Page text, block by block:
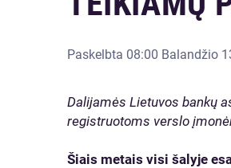
Paskelbta 08:00 Balandžio
Dalijamės Lietuvos bankų
registruotoms verslo
Šiais metais visi šalyje